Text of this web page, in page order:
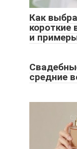
Как
короткие
и
средние